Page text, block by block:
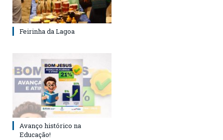
Feirinha da Lagoa
Avanço histórico na
Educação!